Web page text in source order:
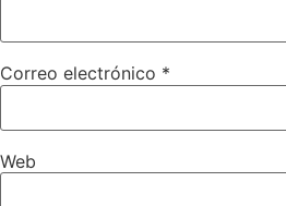
Correo electrónico *
Web